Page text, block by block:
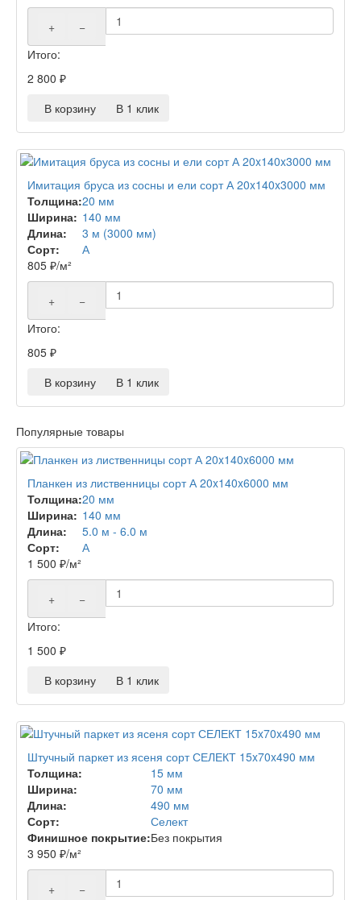
+
−
Итого:
2 800 ₽
В корзину
В 1 клик
Имитация бруса из сосны и ели сорт А 20x140x3000 мм
Толщина:20 мм
Ширина: 140 мм
Длина:
3 м (3000 мм)
Сорт:
А
805 ₽/м²
+
−
Итого:
805 ₽
В корзину
В 1 клик
Популярные товары
Планкен из лиственницы сорт А 20x140x6000 мм
Толщина:20 мм
Ширина: 140 мм
Длина:
5.0 м - 6.0 м
Сорт:
А
1 500 ₽/м²
+
−
Итого:
1 500 ₽
В корзину
В 1 клик
Штучный паркет из ясеня сорт СЕЛЕКТ 15x70x490 мм
Толщина:
15 мм
Ширина:
70 мм
Длина:
490 мм
Сорт:
Селект
Финишное покрытие:Без покрытия
3 950 ₽/м²
+ −